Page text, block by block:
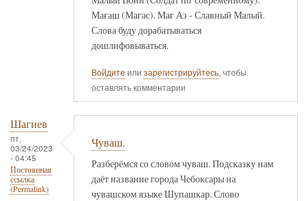
Мағаш (Магас). Мағ Аз - Славный Малый.
Слова буду дорабатываться
дошлифовываться.
Войдите или зарегистрируйтесь, чтобы
оставлять комментарии
Шагиев
пт,
03/24/2023
- 04:45
Постоянная
ссылка
(Permalink)
Чуваш.
Разберёмся со словом чуваш. Подсказку нам
даёт название города Чебоксары на
чувашском языке Шупашкар. Слово